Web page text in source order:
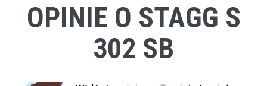
OPINIE O STAGG S
302 SB